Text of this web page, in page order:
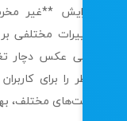
**غیر مخرب**
مختلفی بر روی
عکس دچار تغییرات
را برای کاربران
مختلف، بهترین